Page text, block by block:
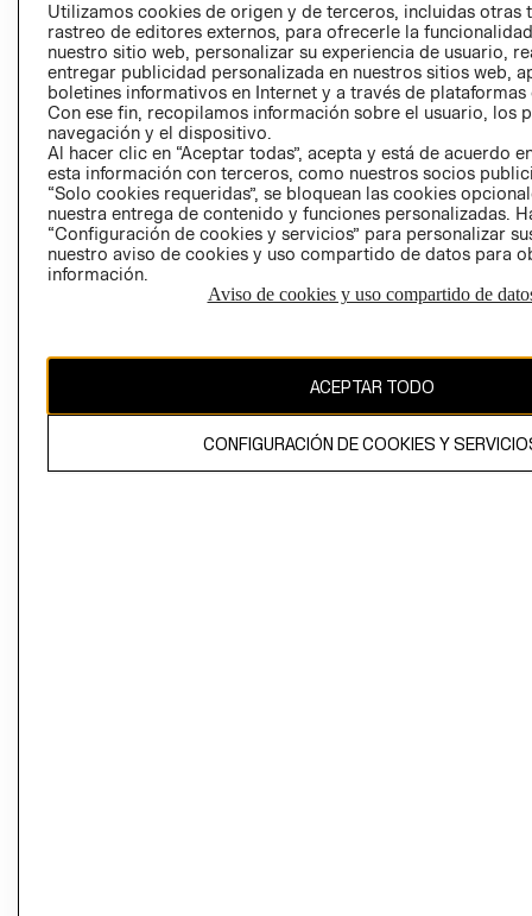
AVISO DE
PRIVACIDAD
GIFT CARD
El contenido de esta página web está protegido por copyright y es
Utilizamos cookies de origen y de terceros, incluidas otras
rastreo de editores externos, para ofrecerle la
nuestro sitio web, personalizar su experiencia de usuario,
entregar publicidad personalizada en nuestros sitios web,
boletines informativos en Internet y a través de plataformas
Con ese fin, recopilamos información sobre el usuario, los
navegación y el dispositivo.
Al hacer clic en “Aceptar todas”, acepta y está de acuerdo
esta información con terceros, como nuestros socios
“Solo cookies requeridas”, se bloquean las cookies
nuestra entrega de contenido y funciones personalizadas.
“Configuración de cookies y servicios” para personalizar
nuestro aviso de cookies y uso compartido de datos para
información.
Aviso de cookies y uso compartido de
ACEPTAR TODO
CONFIGURACIÓN DE COOKIES Y